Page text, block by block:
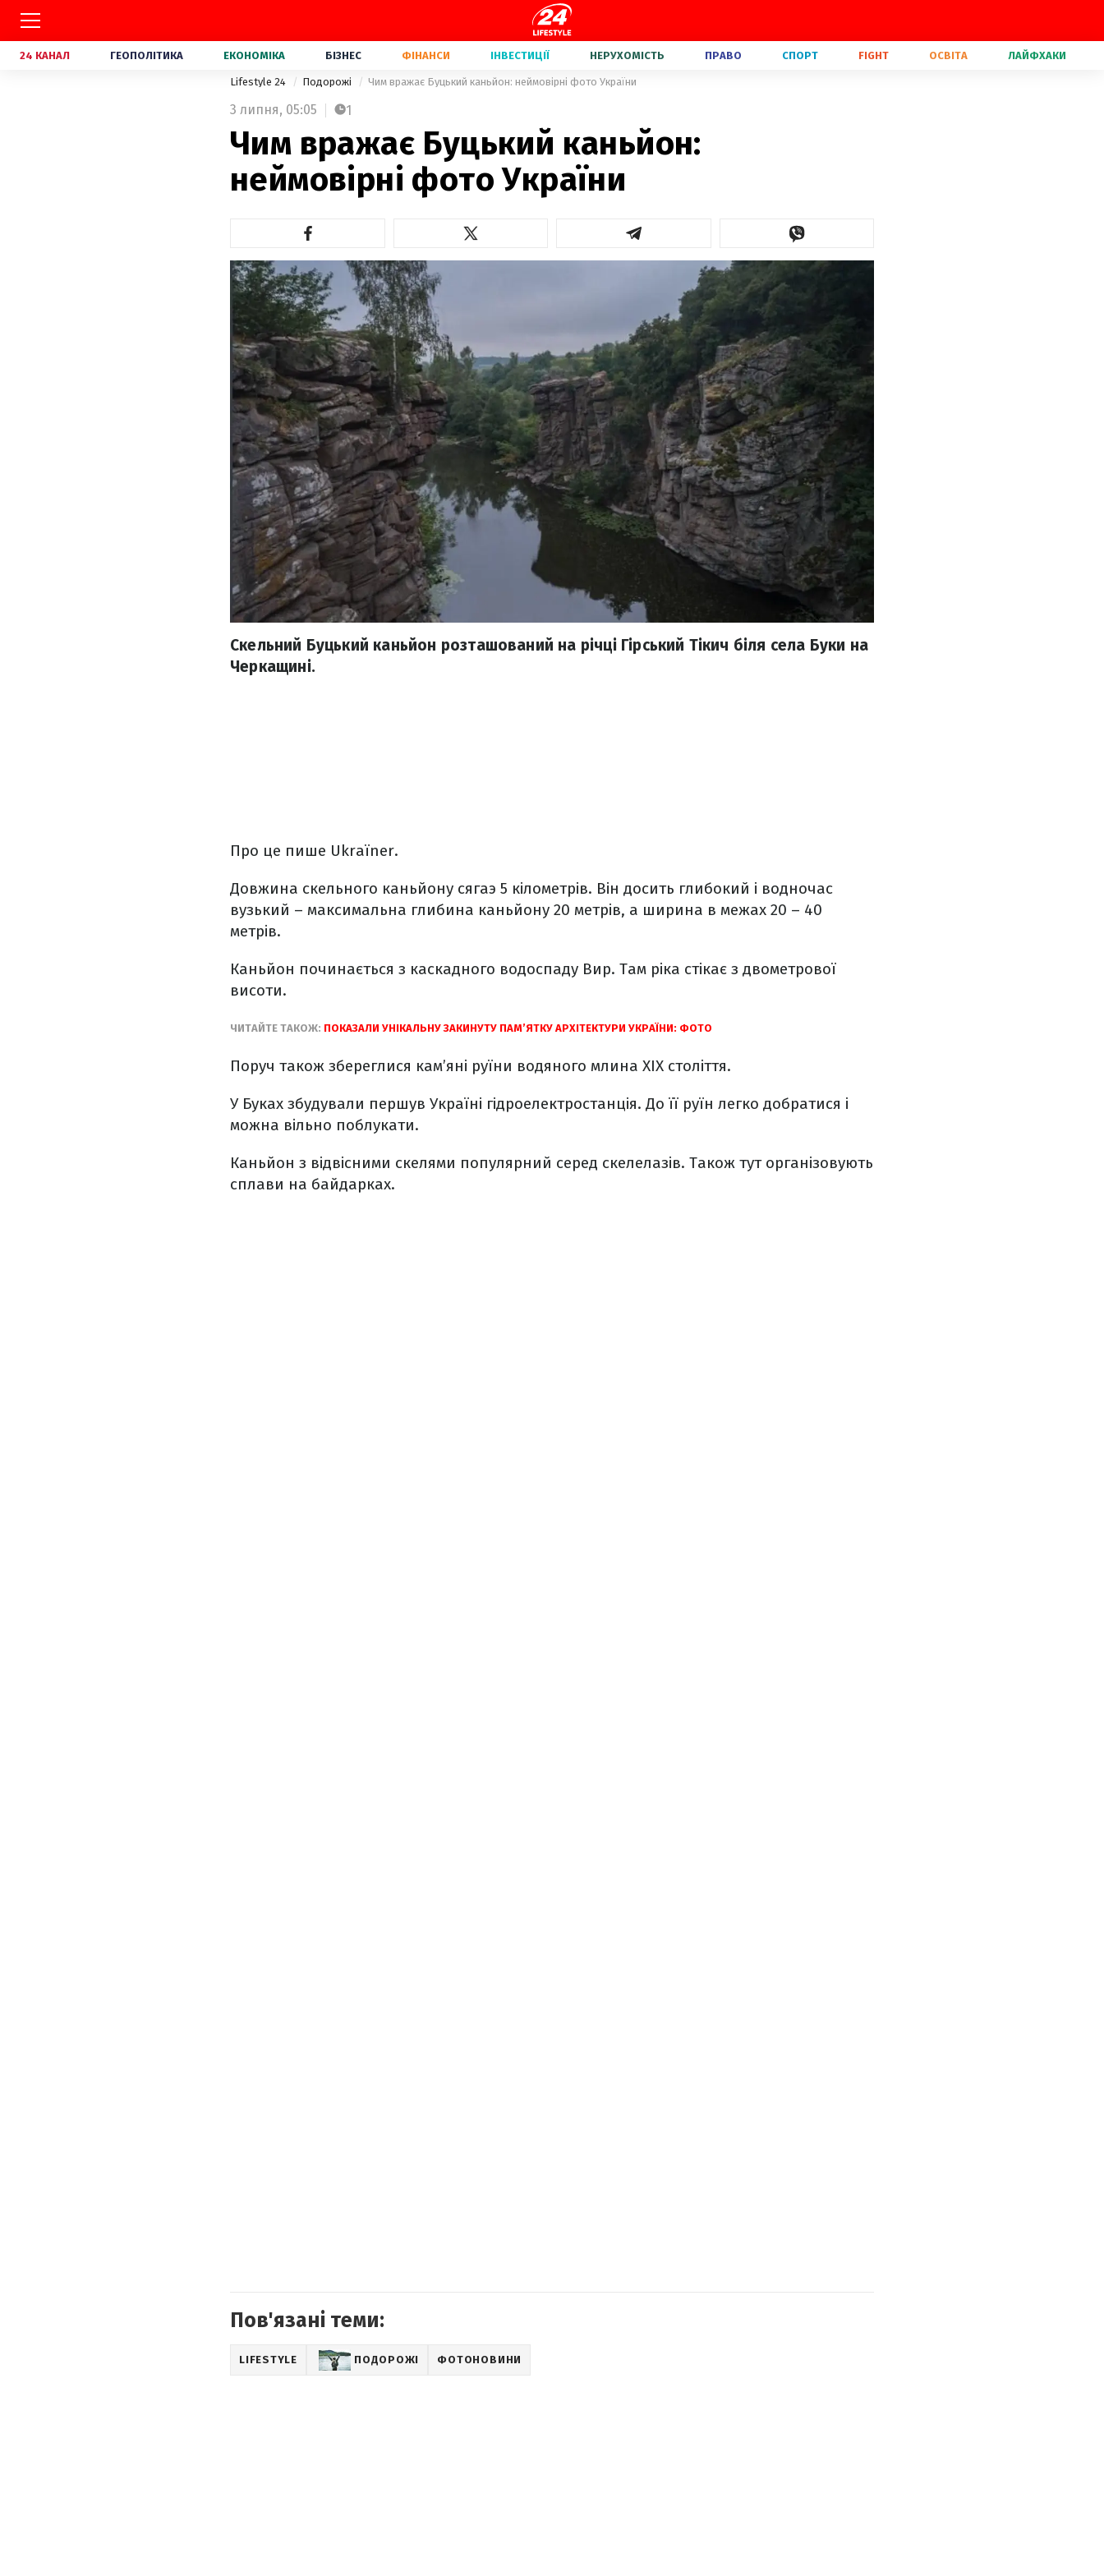
24 КАНАЛ ГЕОПОЛІТИКА ЕКОНОМІКА БІЗНЕС ФІНАНСИ ІНВЕСТИЦІЇ НЕРУХОМІСТЬ ПРАВО СПОРТ FIGHT ОСВІТА ЛАЙФХАКИ
Lifestyle 24 Подорожі Чим вражає Буцький каньйон: неймовірні фото України
3 липня, 05:05 1
Чим вражає Буцький каньйон:
неймовірні фото України
Скельний Буцький каньйон розташований на річці Гірський Тікич біля села Буки на
Черкащині.
Про це пише Ukraїner.
Довжина скельного каньйону сягаэ 5 кілометрів. Він досить глибокий і водночас
вузький – максимальна глибина каньйону 20 метрів, а ширина в межах 20 – 40
метрів.
Каньйон починається з каскадного водоспаду Вир. Там ріка стікає з двометрової
висоти.
ЧИТАЙТЕ ТАКОЖ: ПОКАЗАЛИ УНІКАЛЬНУ ЗАКИНУТУ ПАМ’ЯТКУ АРХІТЕКТУРИ УКРАЇНИ: ФОТО
Поруч також збереглися кам’яні руїни водяного млина XIX століття.
У Буках збудували першув Україні гідроелектростанція. До її руїн легко добратися і
можна вільно поблукати.
Каньйон з відвісними скелями популярний серед скелелазів. Також тут організовують
сплави на байдарках.
Пов'язані теми:
LIFESTYLE ПОДОРОЖІ ФОТОНОВИНИ